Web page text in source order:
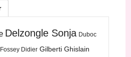
Delzongle Sonja Duboc
Fossey Didier Gilberti Ghislain